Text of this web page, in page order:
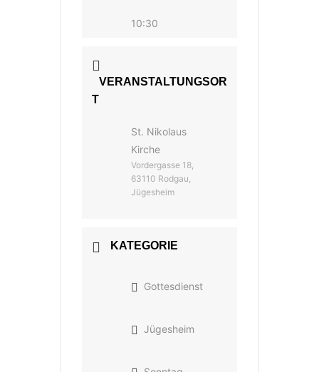
10:30
VERANSTALTUNGSOR
T
St. Nikolaus
Kirche
Vordergasse 18,
63110 Rodgau,
Jügesheim
KATEGORIE
Gottesdienst
Jügesheim